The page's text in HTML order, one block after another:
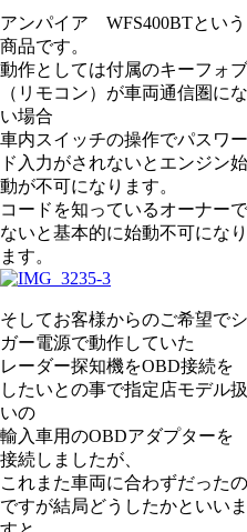
アンパイア WFS400BTという
商品です。
動作としては付属のキーフォブ
（リモコン）が車両通信圏にな
い場合
車内スイッチの操作でパスワー
ド入力がされないとエンジン始
動が不可になります。
コードを知っているオーナーで
ないと基本的に始動不可になり
ます。
そしてお客様からのご希望でシ
ガー電源で動作していた
レーダー探知機をOBD接続を
したいとの事で指定店モデル扱
いの
輸入車用のOBDアダプターを
接続しましたが、
これまた車両に合わずだったの
ですが結局どうしたかといいま